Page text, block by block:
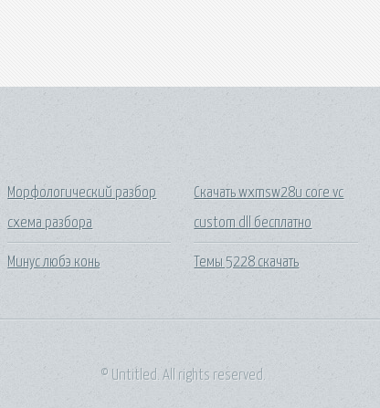
Морфологический разбор
схема разбора
Минус любэ конь
Скачать wxmsw28u core vc
custom dll бесплатно
Темы 5228 скачать
© Untitled. All rights reserved.